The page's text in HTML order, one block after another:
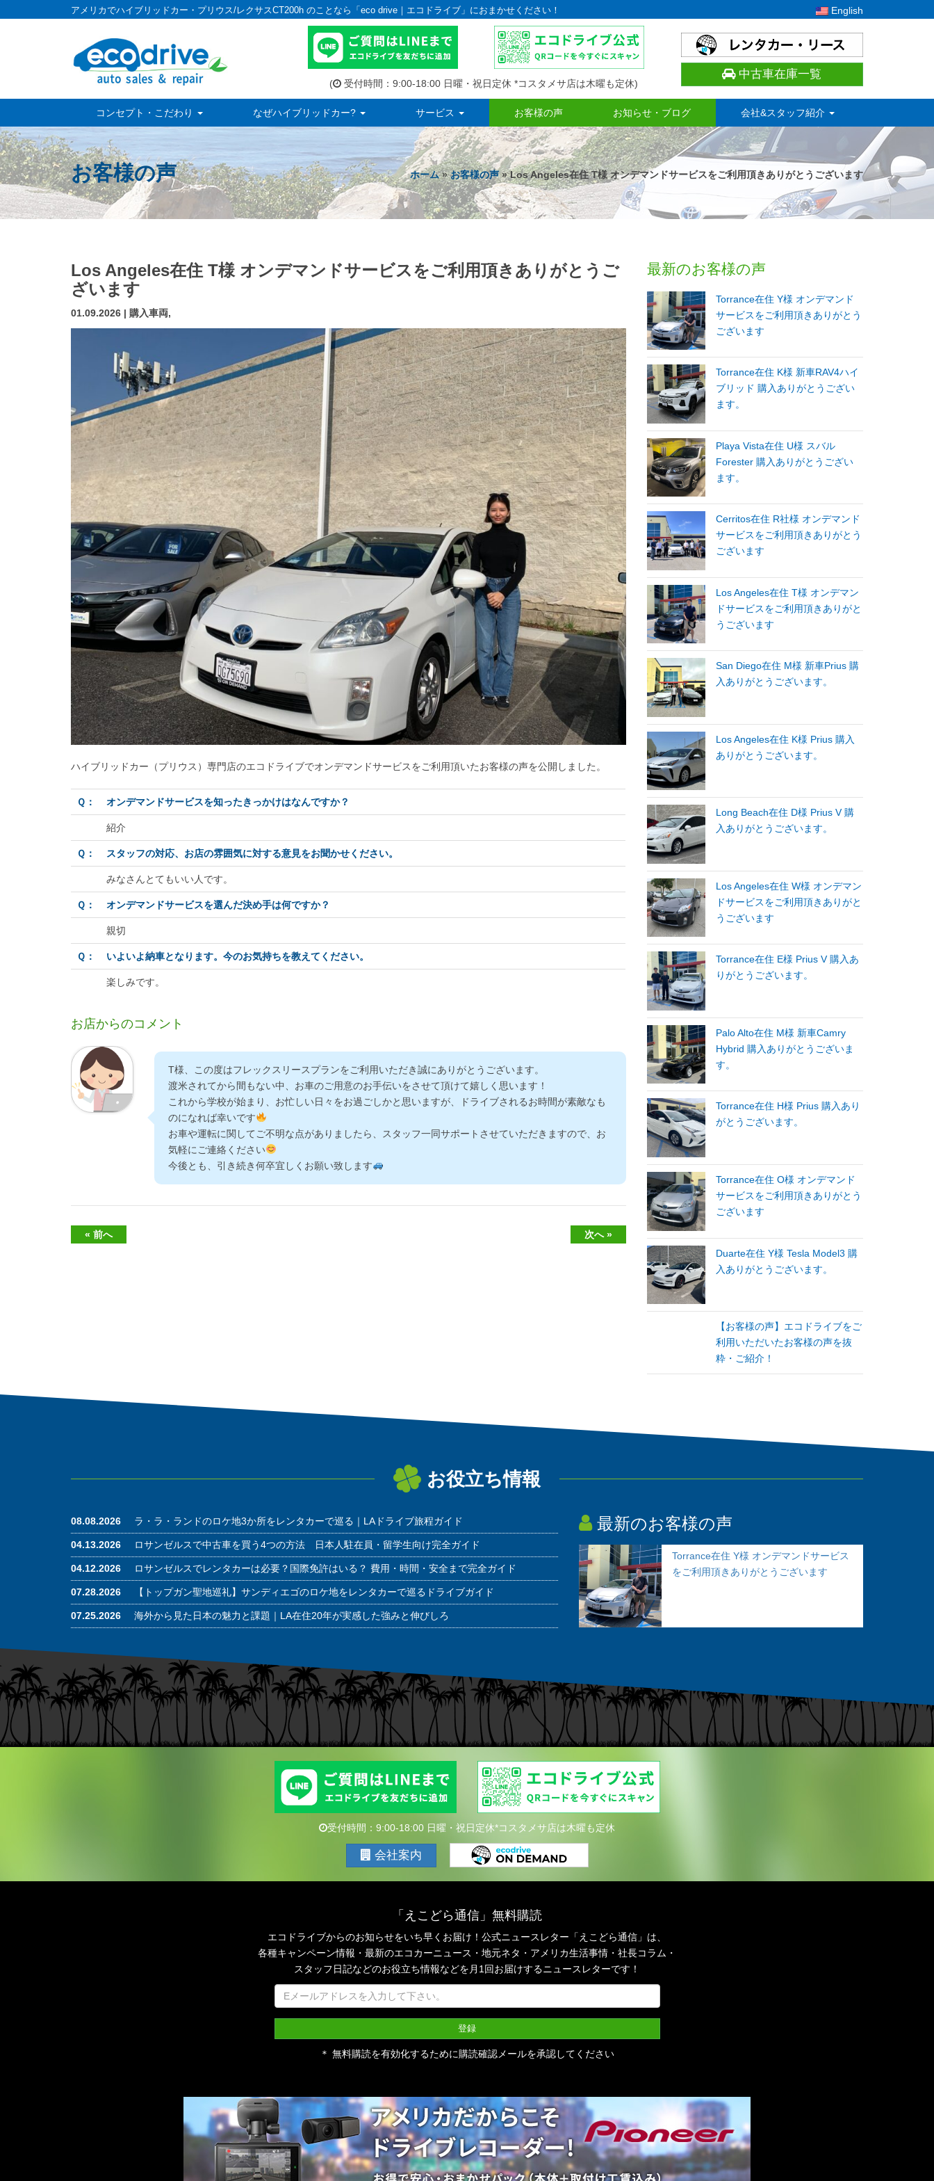
アメリカでハイブリッドカー・プリウス/レクサスCT200h のことなら「eco drive｜エコドライブ」におまかせください！ English
( 受付時間：9:00-18:00 日曜・祝日定休 *コスタメサ店は木曜も定休)
中古車在庫一覧
コンセプト・こだわり なぜハイブリッドカー? サービス お客様の声 お知らせ・ブログ 会社&スタッフ紹介
お客様の声 ホーム»お客様の声» Los Angeles在住 T様 オンデマンドサービスをご利用頂きありがとうございます
Los Angeles在住 T様 オンデマンドサービスをご利用頂きありがとうご
ざいます
01.09.2026 | 購入車両,
ハイブリッドカー（プリウス）専門店のエコドライブでオンデマンドサービスをご利用頂いたお客様の声を公開しました。
Ｑ： オンデマンドサービスを知ったきっかけはなんですか？
紹介
Ｑ： スタッフの対応、お店の雰囲気に対する意見をお聞かせください。
みなさんとてもいい人です。
Ｑ： オンデマンドサービスを選んだ決め手は何ですか？
親切
Ｑ： いよいよ納車となります。今のお気持ちを教えてください。
楽しみです。
お店からのコメント
T様、この度はフレックスリースプランをご利用いただき誠にありがとうございます。
渡米されてから間もない中、お車のご用意のお手伝いをさせて頂けて嬉しく思います！
これから学校が始まり、お忙しい日々をお過ごしかと思いますが、ドライブされるお時間が素敵なも
のになれば幸いです
お車や運転に関してご不明な点がありましたら、スタッフ一同サポートさせていただきますので、お
気軽にご連絡ください
今後とも、引き続き何卒宜しくお願い致します
« 前へ 次へ »
最新のお客様の声
Torrance在住 Y様 オンデマンド
サービスをご利用頂きありがとう
ございます
Torrance在住 K様 新車RAV4ハイ
ブリッド 購入ありがとうござい
ます。
Playa Vista在住 U様 スバル
Forester 購入ありがとうござい
ます。
Cerritos在住 R社様 オンデマンド
サービスをご利用頂きありがとう
ございます
Los Angeles在住 T様 オンデマン
ドサービスをご利用頂きありがと
うございます
San Diego在住 M様 新車Prius 購
入ありがとうございます。
Los Angeles在住 K様 Prius 購入
ありがとうございます。
Long Beach在住 D様 Prius V 購
入ありがとうございます。
Los Angeles在住 W様 オンデマン
ドサービスをご利用頂きありがと
うございます
Torrance在住 E様 Prius V 購入あ
りがとうございます。
Palo Alto在住 M様 新車Camry
Hybrid 購入ありがとうございま
す。
Torrance在住 H様 Prius 購入あり
がとうございます。
Torrance在住 O様 オンデマンド
サービスをご利用頂きありがとう
ございます
Duarte在住 Y様 Tesla Model3 購
入ありがとうございます。
【お客様の声】エコドライブをご
利用いただいたお客様の声を抜
粋・ご紹介！
お役立ち情報
08.08.2026 ラ・ラ・ランドのロケ地3か所をレンタカーで巡る｜LAドライブ旅程ガイド
04.13.2026 ロサンゼルスで中古車を買う4つの方法 日本人駐在員・留学生向け完全ガイド
04.12.2026 ロサンゼルスでレンタカーは必要？国際免許はいる？ 費用・時間・安全まで完全ガイド
07.28.2026 【トップガン聖地巡礼】サンディエゴのロケ地をレンタカーで巡るドライブガイド
07.25.2026 海外から見た日本の魅力と課題｜LA在住20年が実感した強みと伸びしろ
最新のお客様の声
Torrance在住 Y様 オンデマンドサービス
をご利用頂きありがとうございます
受付時間：9:00-18:00 日曜・祝日定休*コスタメサ店は木曜も定休
会社案内
「えこどら通信」無料購読
エコドライブからのお知らせをいち早くお届け！公式ニュースレター「えこどら通信」は、
各種キャンペーン情報・最新のエコカーニュース・地元ネタ・アメリカ生活事情・社長コラム・
スタッフ日記などのお役立ち情報などを月1回お届けするニュースレターです！
＊ 無料購読を有効化するために購読確認メールを承認してください